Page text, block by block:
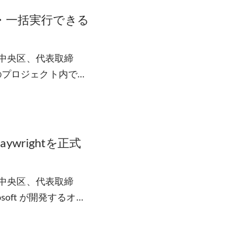
一括実行できる
央区、代表取締
ロジェクト内でま
を正式
央区、代表取締
が開発するオー